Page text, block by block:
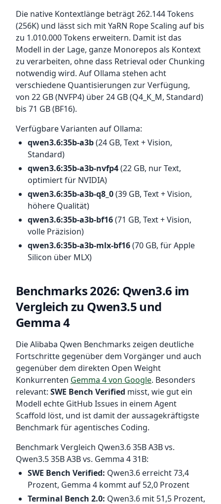
Die native Kontextlänge beträgt 262.144 Tokens
(256K) und lässt sich mit YaRN Rope Scaling auf bis
zu 1.010.000 Tokens erweitern. Damit ist das
Modell in der Lage, ganze Monorepos als Kontext
zu verarbeiten, ohne dass Retrieval oder Chunking
notwendig wird. Auf Ollama stehen acht
verschiedene Quantisierungen zur Verfügung,
von 22 GB (NVFP4) über 24 GB (Q4_K_M, Standard)
bis 71 GB (BF16).
Verfügbare Varianten auf Ollama:
qwen3.6:35b-a3b(24 GB, Text + Vision,
Standard)
qwen3.6:35b-a3b-nvfp4(22 GB, nur Text,
optimiert für NVIDIA)
qwen3.6:35b-a3b-q8_0(39 GB, Text + Vision,
höhere Qualität)
qwen3.6:35b-a3b-bf16(71 GB, Text + Vision,
volle Präzision)
qwen3.6:35b-a3b-mlx-bf16(70 GB, für Apple
Silicon über MLX)
Benchmarks 2026: Qwen3.6 im
Vergleich zu Qwen3.5 und
Gemma 4
Die Alibaba Qwen Benchmarks zeigen deutliche
Fortschritte gegenüber dem Vorgänger und auch
gegenüber dem direkten Open Weight
Konkurrenten Gemma 4 von Google. Besonders
relevant: SWE Bench Verified misst, wie gut ein
Modell echte GitHub Issues in einem Agent
Scaffold löst, und ist damit der aussagekräftigste
Benchmark für agentisches Coding.
Benchmark Vergleich Qwen3.6 35B A3B vs.
Qwen3.5 35B A3B vs. Gemma 4 31B:
SWE Bench Verified: Qwen3.6 erreicht 73,4
Prozent, Gemma 4 kommt auf 52,0 Prozent
Terminal Bench 2.0: Qwen3.6 mit 51,5 Prozent,